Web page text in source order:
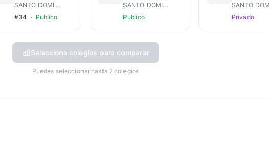
Tecnica )
SANTO DOMINGO DE GUZMÁN
#34 · Publico
Domingo
Savio
SANTO DOMINGO DE GUZMÁN
Publico
Infantil
Privado
Selecciona colegios para comparar
Puedes seleccionar hasta 2 colegios